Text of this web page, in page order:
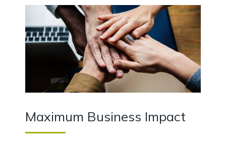
Maximum Business Impact